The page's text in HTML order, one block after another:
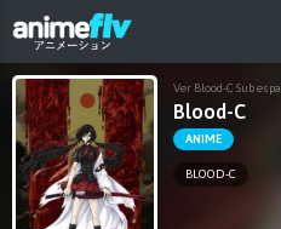
Ver Blood-C Sub
Blood-C
ANIME
BLOOD-C